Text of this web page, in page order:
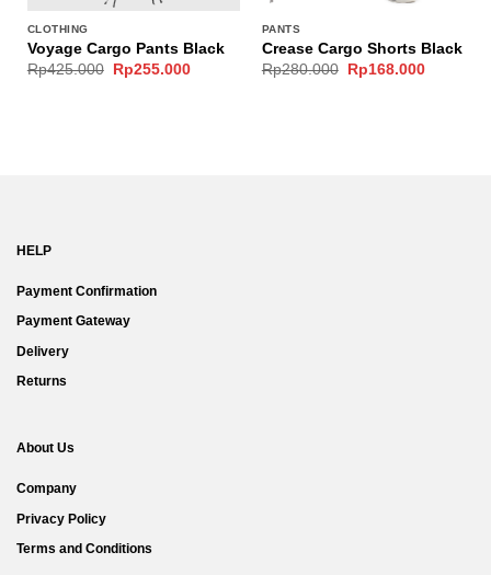
CLOTHING
Voyage Cargo Pants Black
Rp425.000
Original
price
Rp255.000Current
PANTS
Crease Cargo Shorts Black
Rp280.000
Original
price
Rp168.000Current
HELP
Payment Confirmation
Payment Gateway
Delivery
Returns
About Us
Company
Privacy Policy
Terms and Conditions